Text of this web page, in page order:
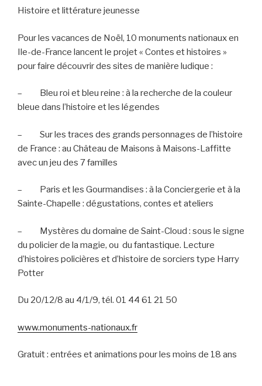
Histoire et littérature jeunesse
Pour les vacances de Noël, 10 monuments nationaux en
Ile-de-France lancent le projet « Contes et histoires »
pour faire découvrir des sites de manière ludique :
–
Bleu roi et bleu reine : à la recherche de la couleur
bleue dans l’histoire et les légendes
–
Sur les traces des grands personnages de l’histoire
de France : au Château de Maisons à Maisons-Laffitte
avec un jeu des 7 familles
–
Paris et les Gourmandises : à la Conciergerie et à la
Sainte-Chapelle : dégustations, contes et ateliers
–
Mystères du domaine de Saint-Cloud : sous le signe
du policier de la magie, ou du fantastique. Lecture
d’histoires policières et d’histoire de sorciers type Harry
Potter
Du 20/12/8 au 4/1/9, tél. 01 44 61 21 50
www.monuments-nationaux.fr
Gratuit : entrées et animations pour les moins de 18 ans